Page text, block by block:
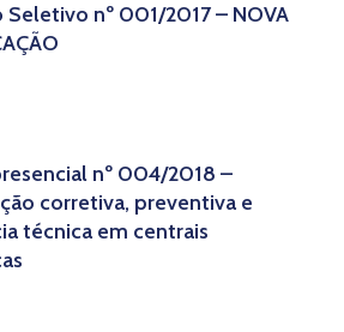
Seletivo nº 001/2017 – NOVA
nº 004/2018 –
corretiva, preventiva e
técnica em centrais